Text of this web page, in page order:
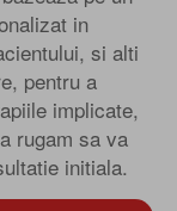
in
si alti
pentru a
implicate,
rugam sa va
initiala.